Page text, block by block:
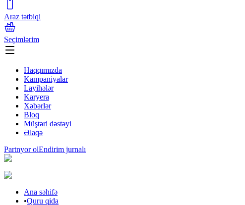
Araz tətbiqi
Seçimlərim
Haqqımızda
Kampaniyalar
Layihələr
Karyera
Xəbərlər
Bloq
Müştəri dəstəyi
Əlaqə
Partnyor olEndirim jurnalı
Ana səhifə
•Quru qida